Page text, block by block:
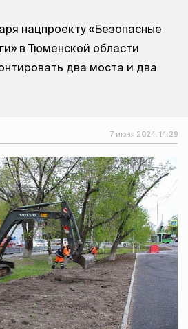
нацпроекту «Безопасные
в Тюменской области
два моста и два
7 июня 2024, 14:29